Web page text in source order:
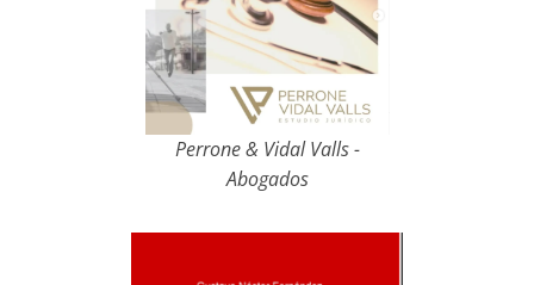
Perrone & Vidal Valls -
Abogados